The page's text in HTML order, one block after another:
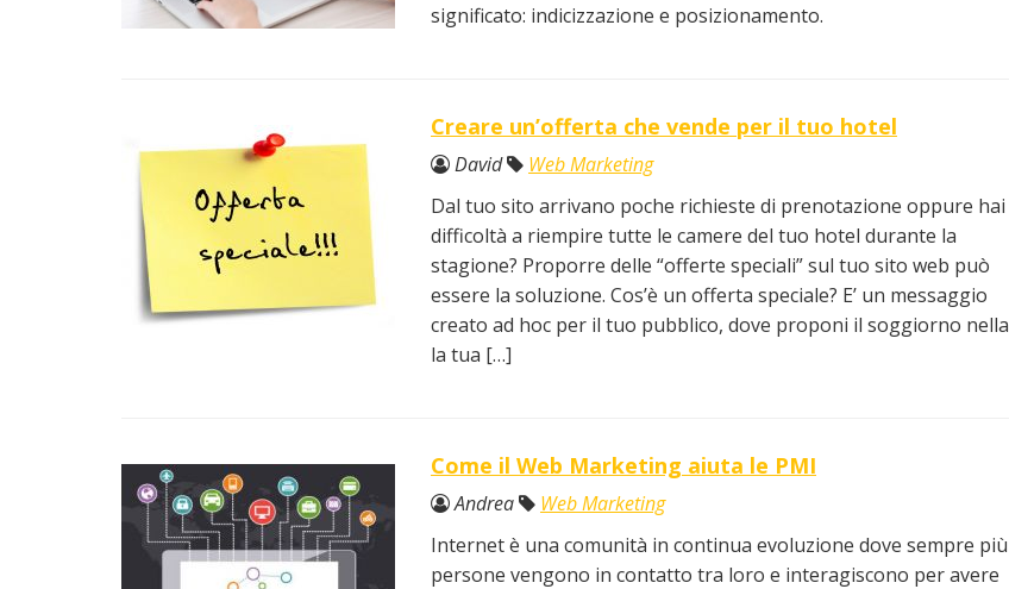
significato: indicizzazione e posizionamento.
Creare un’offerta che vende per il tuo hotel
David
Web Marketing
Dal tuo sito arrivano poche richieste di prenotazione oppure hai
difficoltà a riempire tutte le camere del tuo hotel durante la
stagione? Proporre delle “offerte speciali” sul tuo sito web può
essere la soluzione. Cos’è un offerta speciale? E’ un messaggio
creato ad hoc per il tuo pubblico, dove proponi il soggiorno nella
la tua […]
Come il Web Marketing aiuta le PMI
Andrea
Web Marketing
Internet è una comunità in continua evoluzione dove sempre più
persone vengono in contatto tra loro e interagiscono per avere